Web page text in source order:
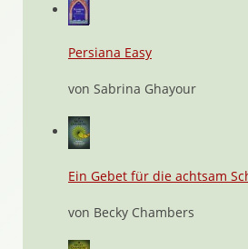
Persiana Easy
von Sabrina Ghayour
Ein Gebet für die achtsam
von Becky Chambers